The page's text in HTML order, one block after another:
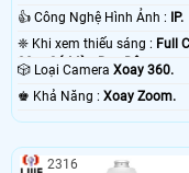
👍 Công Nghệ Hình Ảnh : IP.
❈ Khi xem thiếu sáng : Full
30m Có Màu Ban Đêm.
🎲 Loại Camera Xoay 360.
️♚ Khả Năng : Xoay Zoom.
2316